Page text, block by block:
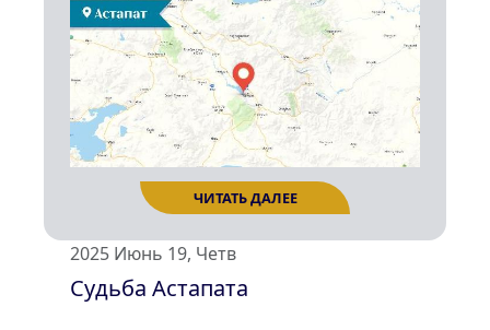
2025 Июнь 19, Четв
Судьба Астапата